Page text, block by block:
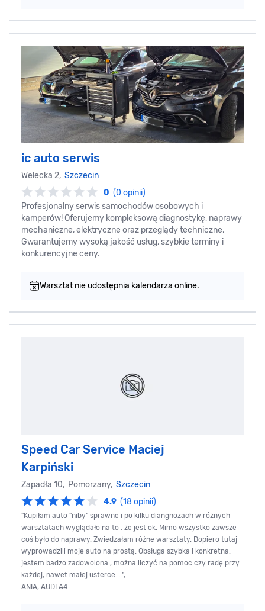
ic auto serwis
Welecka 2, Szczecin
0 (0 opinii)
Profesjonalny serwis samochodów osobowych i
kamperów! Oferujemy kompleksową diagnostykę, naprawy
mechaniczne, elektryczne oraz przeglądy techniczne.
Gwarantujemy wysoką jakość usług, szybkie terminy i
konkurencyjne ceny.
Warsztat nie udostępnia kalendarza online.
Speed Car Service Maciej
Karpiński
Zapadła 10, Pomorzany, Szczecin
4.9 (18 opinii)
"Kupiłam auto "niby" sprawne i po kilku diangnozach w różnych
warsztatach wyglądało na to , że jest ok. Mimo wszystko zawsze
coś było do naprawy. Zwiedzałam różne warsztaty. Dopiero tutaj
wyprowadzili moje auto na prostą. Obsługa szybka i konkretna.
jestem badzo zadowolona , można liczyć na pomoc czy radę przy
każdej, nawet małej usterce....",
ANIA, AUDI A4